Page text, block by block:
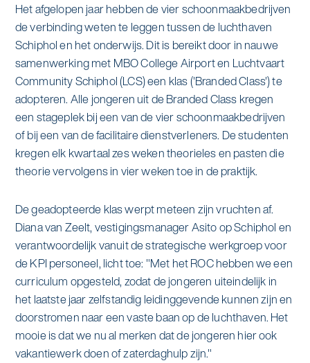
Het afgelopen jaar hebben de vier schoonmaakbedrijven
de verbinding weten te leggen tussen de luchthaven
Schiphol en het onderwijs. Dit is bereikt door in nauwe
samenwerking met MBO College Airport en Luchtvaart
Community Schiphol (LCS) een klas ('Branded Class') te
adopteren. Alle jongeren uit de Branded Class kregen
een stageplek bij een van de vier schoonmaakbedrijven
of bij een van de facilitaire dienstverleners. De studenten
kregen elk kwartaal zes weken theorieles en pasten die
theorie vervolgens in vier weken toe in de praktijk.
De geadopteerde klas werpt meteen zijn vruchten af.
Diana van Zeelt, vestigingsmanager Asito op Schiphol en
verantwoordelijk vanuit de strategische werkgroep voor
de KPI personeel, licht toe: "Met het ROC hebben we een
curriculum opgesteld, zodat de jongeren uiteindelijk in
het laatste jaar zelfstandig leidinggevende kunnen zijn en
doorstromen naar een vaste baan op de luchthaven. Het
mooie is dat we nu al merken dat de jongeren hier ook
vakantiewerk doen of zaterdaghulp zijn."